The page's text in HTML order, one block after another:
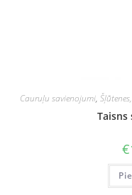
Cauruļu savienojumi,
Taisns
€